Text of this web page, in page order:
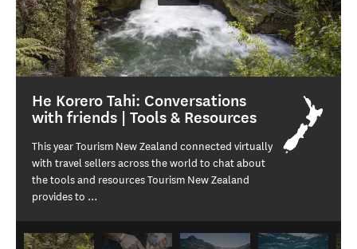
He Korero Tahi: Conversations
with friends | Tools & Resources
This year Tourism New Zealand connected virtually
with travel sellers across the world to chat about
the tools and resources Tourism New Zealand
provides to ...